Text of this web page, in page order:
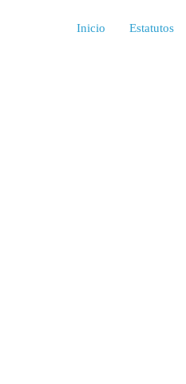
Inicio Estatutos